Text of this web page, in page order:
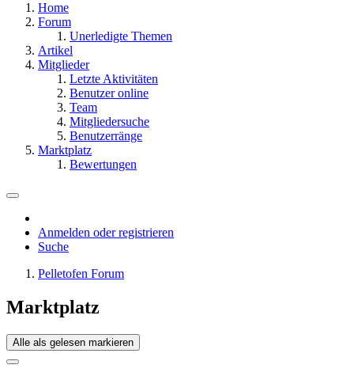
Home
Forum
Unerledigte Themen
Artikel
Mitglieder
Letzte Aktivitäten
Benutzer online
Team
Mitgliedersuche
Benutzerränge
Marktplatz
Bewertungen
Anmelden oder registrieren
Suche
Pelletofen Forum
Marktplatz
Alle als gelesen markieren